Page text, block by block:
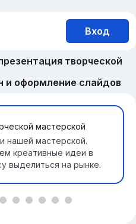
Вход
творческой
оформление слайдов
мастерской
нашей мастерской.
креативные идеи в
выделиться на рынке.